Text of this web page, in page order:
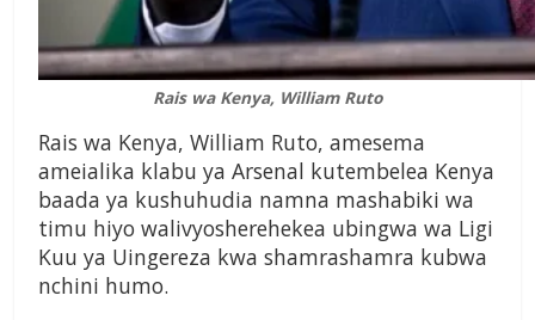
Rais wa Kenya, William Ruto
Rais wa Kenya, William Ruto, amesema
ameialika klabu ya Arsenal kutembelea Kenya
baada ya kushuhudia namna mashabiki wa
timu hiyo walivyosherehekea ubingwa wa Ligi
Kuu ya Uingereza kwa shamrashamra kubwa
nchini humo.